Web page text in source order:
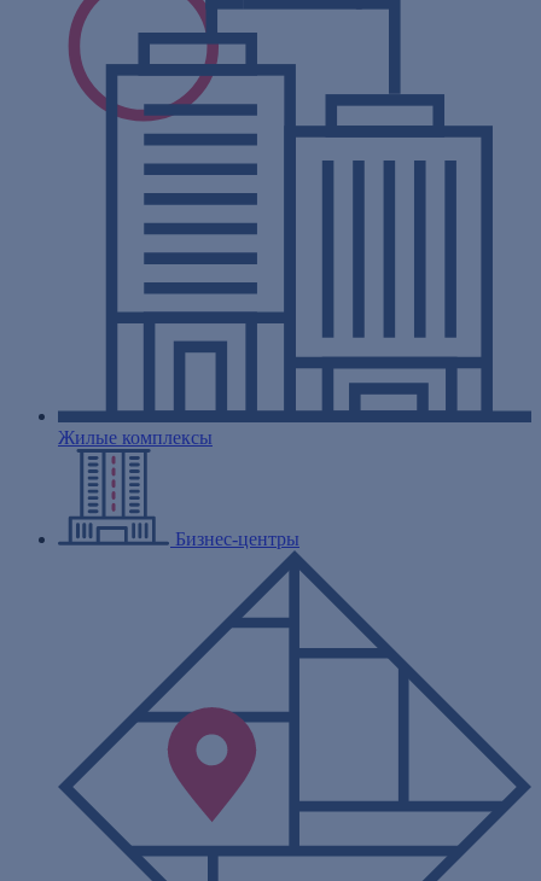
Жилые комплексы
Бизнес-центры